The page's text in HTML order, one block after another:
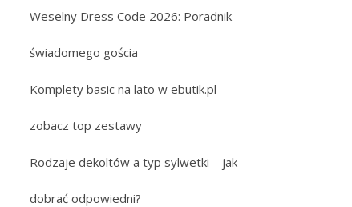
Weselny Dress Code 2026: Poradnik
świadomego gościa
Komplety basic na lato w ebutik.pl –
zobacz top zestawy
Rodzaje dekoltów a typ sylwetki – jak
dobrać odpowiedni?